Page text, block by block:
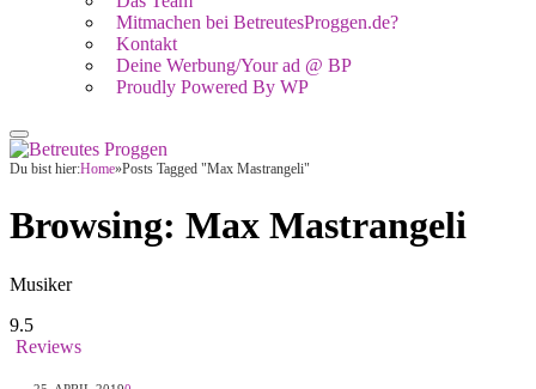
Mitmachen bei BetreutesProggen.de?
Kontakt
Deine Werbung/Your ad @ BP
Proudly Powered By WP
Du bist hier:Home»Posts Tagged "Max Mastrangeli"
Browsing: Max Mastrangeli
Musiker
9.5
Reviews